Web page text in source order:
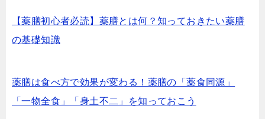
【薬膳初心者必読】薬膳とは何？知っておきたい薬膳
の基礎知識
薬膳は食べ方で効果が変わる！薬膳の「薬食同源」
「一物全食」「身土不二」を知っておこう